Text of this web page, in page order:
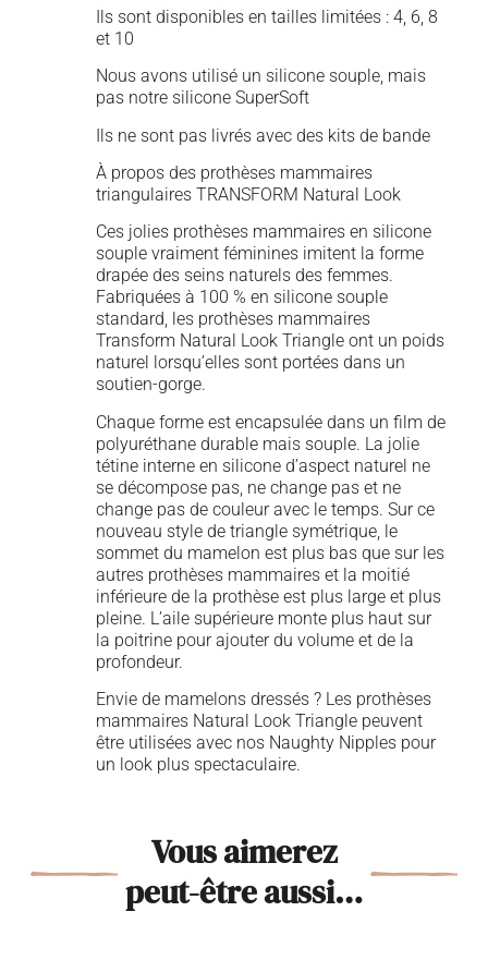
Ils sont disponibles en tailles limitées : 4, 6, 8
et 10
Nous avons utilisé un silicone souple, mais
pas notre silicone SuperSoft
Ils ne sont pas livrés avec des kits de bande
À propos des prothèses mammaires
triangulaires TRANSFORM Natural Look
Ces jolies prothèses mammaires en silicone
souple vraiment féminines imitent la forme
drapée des seins naturels des femmes.
Fabriquées à 100 % en silicone souple
standard, les prothèses mammaires
Transform Natural Look Triangle ont un poids
naturel lorsqu’elles sont portées dans un
soutien-gorge.
Chaque forme est encapsulée dans un film de
polyuréthane durable mais souple. La jolie
tétine interne en silicone d’aspect naturel ne
se décompose pas, ne change pas et ne
change pas de couleur avec le temps. Sur ce
nouveau style de triangle symétrique, le
sommet du mamelon est plus bas que sur les
autres prothèses mammaires et la moitié
inférieure de la prothèse est plus large et plus
pleine. L’aile supérieure monte plus haut sur
la poitrine pour ajouter du volume et de la
profondeur.
Envie de mamelons dressés ? Les prothèses
mammaires Natural Look Triangle peuvent
être utilisées avec nos Naughty Nipples pour
un look plus spectaculaire.
Vous aimerez
peut-être aussi…